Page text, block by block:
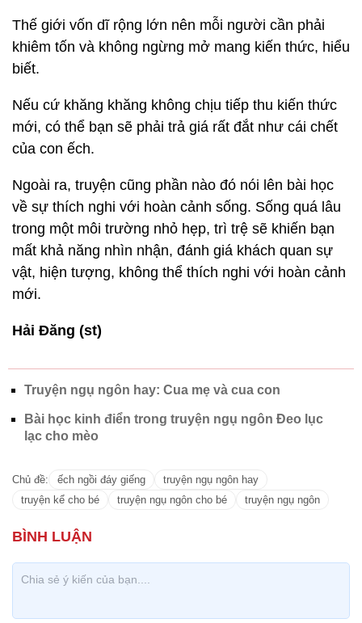
Thế giới vốn dĩ rộng lớn nên mỗi người cần phải
khiêm tốn và không ngừng mở mang kiến thức, hiểu
biết.
Nếu cứ khăng khăng không chịu tiếp thu kiến thức
mới, có thể bạn sẽ phải trả giá rất đắt như cái chết
của con ếch.
Ngoài ra, truyện cũng phần nào đó nói lên bài học
về sự thích nghi với hoàn cảnh sống. Sống quá lâu
trong một môi trường nhỏ hẹp, trì trệ sẽ khiến bạn
mất khả năng nhìn nhận, đánh giá khách quan sự
vật, hiện tượng, không thể thích nghi với hoàn cảnh
mới.
Hải Đăng (st)
Truyện ngụ ngôn hay: Cua mẹ và cua con
Bài học kinh điển trong truyện ngụ ngôn Đeo lục
lạc cho mèo
Chủ đề: ếch ngồi đáy giếng
truyện ngụ ngôn hay
truyện kể cho bé
truyện ngụ ngôn cho bé truyện ngụ ngôn